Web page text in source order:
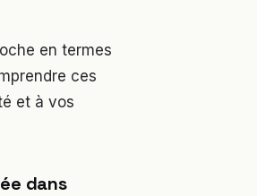
en termes
ces
et à vos
dans